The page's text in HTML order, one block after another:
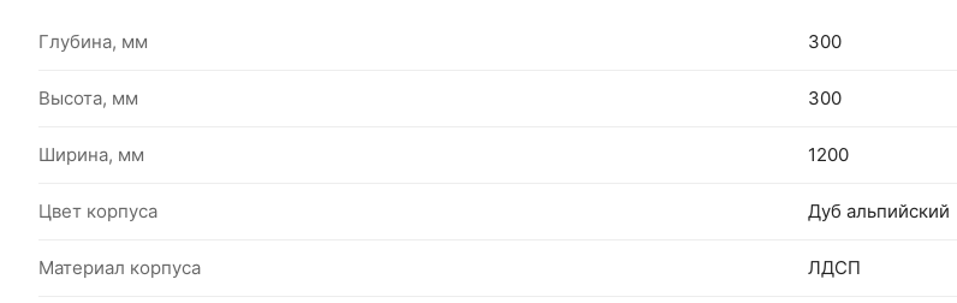
Глубина, мм 300
Высота, мм 300
Ширина, мм 1200
Цвет корпуса Дуб альпийский
Материал корпуса ЛДСП